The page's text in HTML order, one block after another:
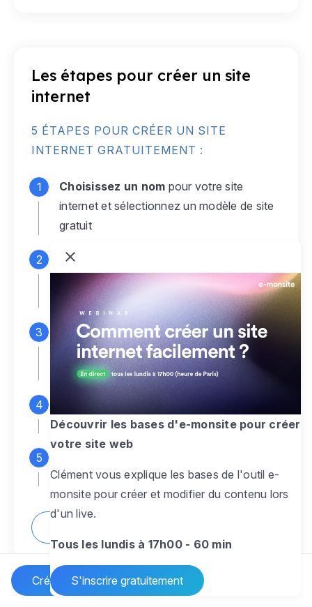
Créer un site Internet
Les étapes pour créer un site
internet
5 ÉTAPES POUR CRÉER UN SITE
INTERNET GRATUITEMENT :
Choisissez un nom pour votre site
internet et sélectionnez un modèle de site
gratuit
Connectez-vous
monsite gratuit pour accéder à votre
espace d'administration
Personnalisez entièrement le
designpour créer un site web sur-mesure,
à votre image
Ajoutez des pagessans limite pour
présenter votre activité, votre passion
pour rendre votre site dynamique
Découvrir les bases d'e-monsite pour créer
votre site web
Clément vous explique les bases de l'outil e-
monsite pour créer et modifier du contenu lors
d'un live.
Tous les lundis à 17h00 - 60 min
S'inscrire gratuitement